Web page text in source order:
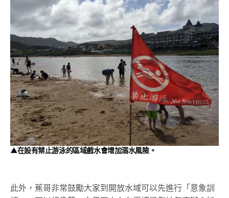
▲在設有禁止游泳的區域戲水會增加溺水風險。
此外，蕉哥非常鼓勵大家到開放水域可以先進行「意象訓